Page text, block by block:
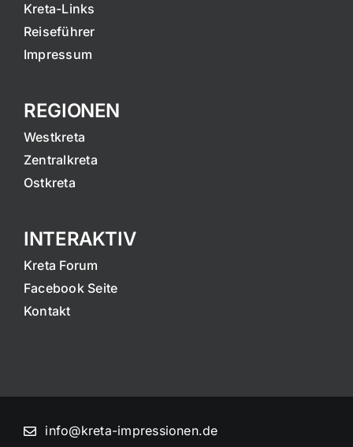
Kreta-Links
Reiseführer
Impressum
REGIONEN
Westkreta
Zentralkreta
Ostkreta
INTERAKTIV
Kreta Forum
Facebook Seite
Kontakt
info@kreta-impressionen.de